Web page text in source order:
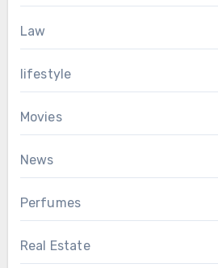
Law
lifestyle
Movies
News
Perfumes
Real Estate